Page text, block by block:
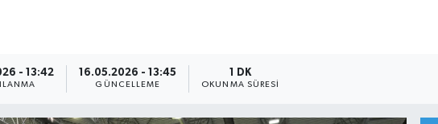
- 13:42 16.05.2026 - 13:45
GÜNCELLEME
1 DK
OKUNMA SÜRESI